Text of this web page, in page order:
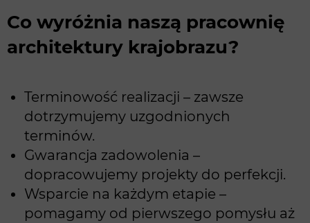
Co wyróżnia naszą pracownię
architektury krajobrazu?
Terminowość realizacji – zawsze
dotrzymujemy uzgodnionych
terminów.
Gwarancja zadowolenia –
dopracowujemy projekty do perfekcji.
Wsparcie na każdym etapie –
pomagamy od pierwszego pomysłu aż